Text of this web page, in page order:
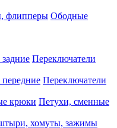
Ободные
Переключатели
Переключатели
Петухи, сменные